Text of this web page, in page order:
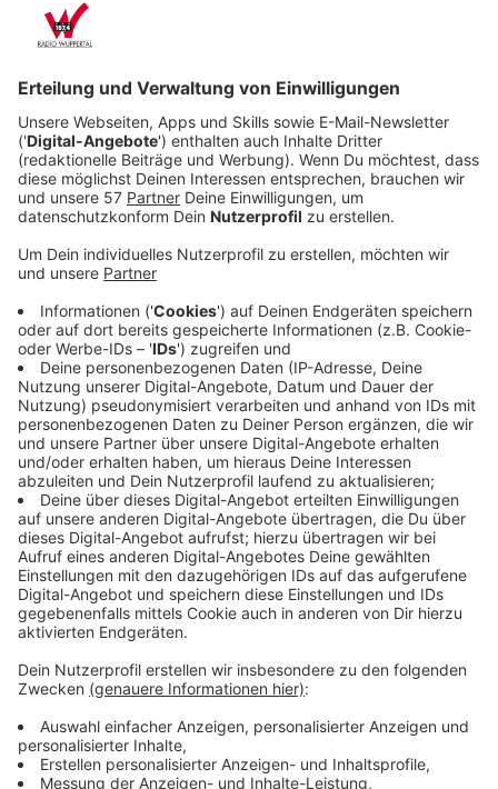
Veröffentlicht:
Doch diese Hausbesichtigung hat er sich dann doch
ein bisschen anders vorgestellt. Denn im Keller des
Hauses macht er Bekanntschaft mit dem Vampir Igor
(Rocko Schamoni). Die Begegnung geht für Eddie
leider nicht glimpflich aus und ist erst der Anfang
seines ganz persönlichen Albtraums. Denn Igor beißt
ihm in den Fuß und Eddie beginnt ein Vampir zu werden.
Eddie hatte allerdings andere Pläne für sein Leben, als
zu einem unsterblichen Blutsauger zu werden. Doch er
hat noch eine Chance: 30 Tage lang hat Eddie Zeit, ehe
die Verwandlung abgeschlossen sein wird. In dieser
Zeit soll er Igor als Sklave und „Upir“ treue Dienste
leisten. Sollte Igor mit der Arbeit zufrieden sein, hat
Eddie die Chance in einen Menschen zurückverwandelt
zu werden…
Streaming-Dienst: Pro 7 / Joyn
Anzeige
Wir benötigen Ihre
Zustimmung, um den YouTube
Video-Service zu laden!